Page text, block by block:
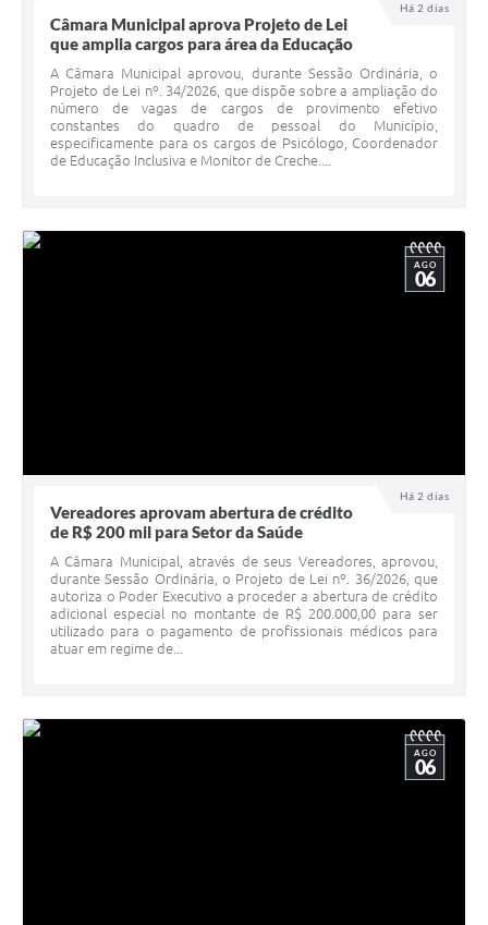
Há 2 dias
Câmara Municipal aprova Projeto de Lei
que amplia cargos para área da Educação
A Câmara Municipal aprovou, durante Sessão Ordinária, o
Projeto de Lei nº. 34/2026, que dispõe sobre a ampliação do
número de vagas de cargos de provimento efetivo
constantes do quadro de pessoal do Município,
especificamente para os cargos de Psicólogo, Coordenador
de Educação Inclusiva e Monitor de Creche....
Há 2 dias
AGO
06
Vereadores aprovam abertura de crédito
de R$ 200 mil para Setor da Saúde
A Câmara Municipal, através de seus Vereadores, aprovou,
durante Sessão Ordinária, o Projeto de Lei nº. 36/2026, que
autoriza o Poder Executivo a proceder a abertura de crédito
adicional especial no montante de R$ 200.000,00 para ser
utilizado para o pagamento de profissionais médicos para
atuar em regime de...
AGO
06